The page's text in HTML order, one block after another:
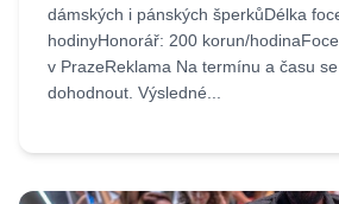
dámských i pánských šperkůDélka
hodinyHonorář: 200 korun/
v PrazeReklama Na termínu a času
dohodnout. Výsledné...